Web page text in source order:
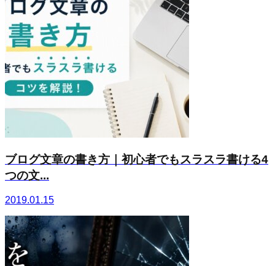
ブログ文章の書き方｜初心者でもスラスラ書ける4
つの文...
2019.01.15